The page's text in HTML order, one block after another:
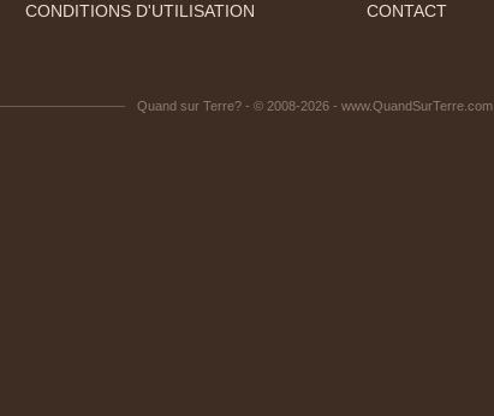
CONDITIONS D'UTILISATION CONTACT
Quand sur Terre? - © 2008-2026 - www.QuandSurTerre.com